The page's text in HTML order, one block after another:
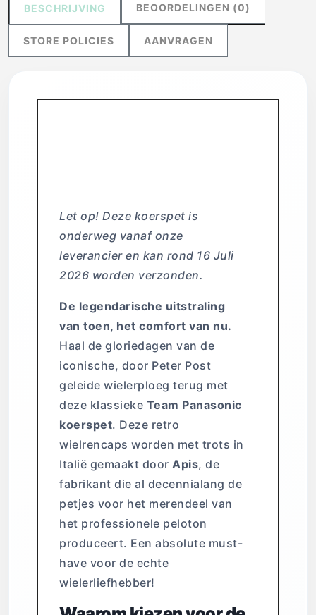
BESCHRIJVING BEOORDELINGEN (0)
STORE POLICIES AANVRAGEN
Let op! Deze koerspet is
onderweg vanaf onze
leverancier en kan rond 16 Juli
2026 worden verzonden.
De legendarische uitstraling
van toen, het comfort van nu.
Haal de gloriedagen van de
iconische, door Peter Post
geleide wielerploeg terug met
deze klassieke Team Panasonic
koerspet. Deze retro
wielrencaps worden met trots in
Italië gemaakt door Apis, de
fabrikant die al decennialang de
petjes voor het merendeel van
het professionele peloton
produceert. Een absolute must-
have voor de echte
wielerliefhebber!